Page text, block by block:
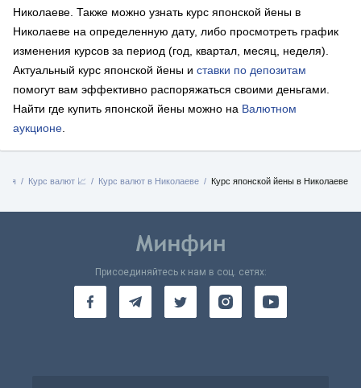
Николаеве. Также можно узнать курс японской йены в
Николаеве на определенную дату, либо просмотреть график
изменения курсов за период (год, квартал, месяц, неделя).
Актуальный курс японской йены и ставки по депозитам
помогут вам эффективно распоряжаться своими деньгами.
Найти где купить японской йены можно на Валютном
аукционе
Курс валют 📈 Курс валют в Николаеве Курс японской йены в Николаеве
Присоединяйтесь к нам в соц. сетях: